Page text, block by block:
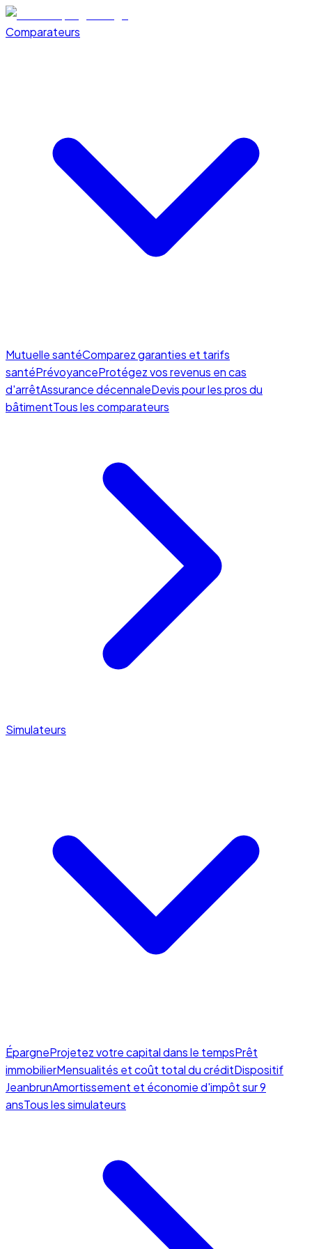
Comparateurs
Mutuelle santéComparez garanties et tarifs
santéPrévoyanceProtégez vos revenus en cas
d'arrêtAssurance décennaleDevis pour les pros du
bâtimentTous les comparateurs
Simulateurs
ÉpargneProjetez votre capital dans le tempsPrêt
immobilierMensualités et coût total du créditDispositif
JeanbrunAmortissement et économie d'impôt sur 9
ansTous les simulateurs